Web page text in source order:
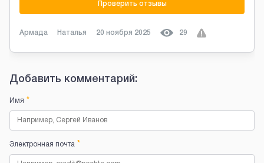
Проверить отзывы
Армада Наталья 20 ноября 2025 29
Добавить комментарий:
Имя *
Электронная почта *